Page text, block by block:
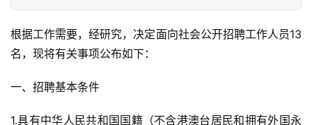
根据工作需要，经研究，决定面向社会公开招聘工作人员13
名，现将有关事项公布如下：
一、招聘基本条件
1.具有中华人民共和国国籍（不含港澳台居民和拥有外国永